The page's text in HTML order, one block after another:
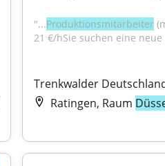
"...Produktionsmitarbeiter
21 €/hSie suchen eine
Trenkwalder
Ratingen, Raum